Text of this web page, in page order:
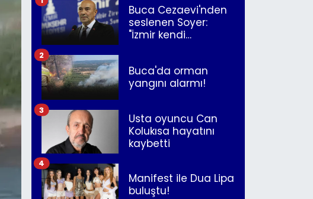
Buca Cezaevi'nden
seslenen Soyer:
"İzmir kendi
Buca'da orman
yangını alarmı!
2
Usta oyuncu Can
Kolukısa hayatını
kaybetti
3
Manifest ile Dua Lipa
buluştu!
4